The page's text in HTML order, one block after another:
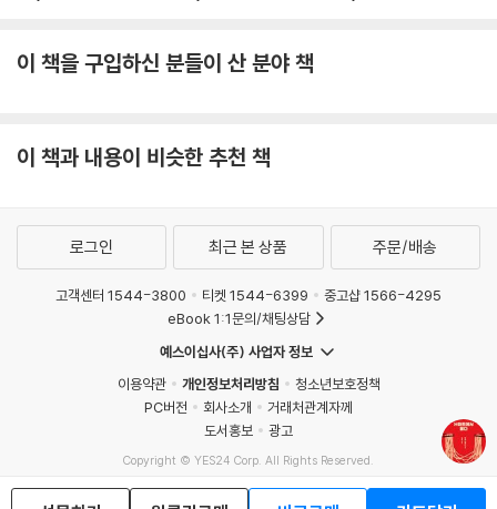
데리고 한국을 경험한다. 생일날 이모가 끓여준 미역국을 먹고, 엄마와 못
다 한 추억을 친척들과 공유하며 슬픔을 받아들이고 그로부터 회복하며 점
이 책은 한 예술가의 성장담으로 읽기에도 모자람이 없다. 이 책을 번역한
하게 기록한다. 수많은 젊은 예술가가 겪는 시련, 이를테면 부모의 극심한
반대, 생활고, 기약 없는 미래로 불안에 떨던 경험도 솔직하게 들려준다. 미
국이란 나라에서 아시아계 혼혈인 여성 예술가라는 겹겹의 소수자로 살아
가면서 맞닥뜨린 또다른 종류의 좌절과 혼란에 대해서도”라고 평한다. 자
우너가 이끄는 밴드 재패니즈 브렉퍼스트는 2021 그래미 시상식에서 ‘베
스트 뉴 아티스트’ 부문과 ‘베스트 얼터너티브 앨범’ 부문 후보에 올랐다.
이 책을 구입하신 분들이 산 분야 책
이 책과 내용이 비슷한 추천 책
로그인 최근 본 상품 주문/배송
고객센터 1544-3800 티켓 1544-6399
중고샵 1566-4295
eBook 1:1문의/채팅상담
예스이십사(주) 사업자 정보
이용약관
개인정보처리방침
청소년보호정책
PC버전
회사소개
거래처관계자께
도서홍보
광고
Copyright © YES24 Corp. All Rights Reserved.